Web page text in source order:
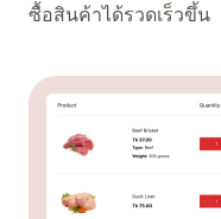
ซื้อสินค้าได้รวดเร็วขึ้น